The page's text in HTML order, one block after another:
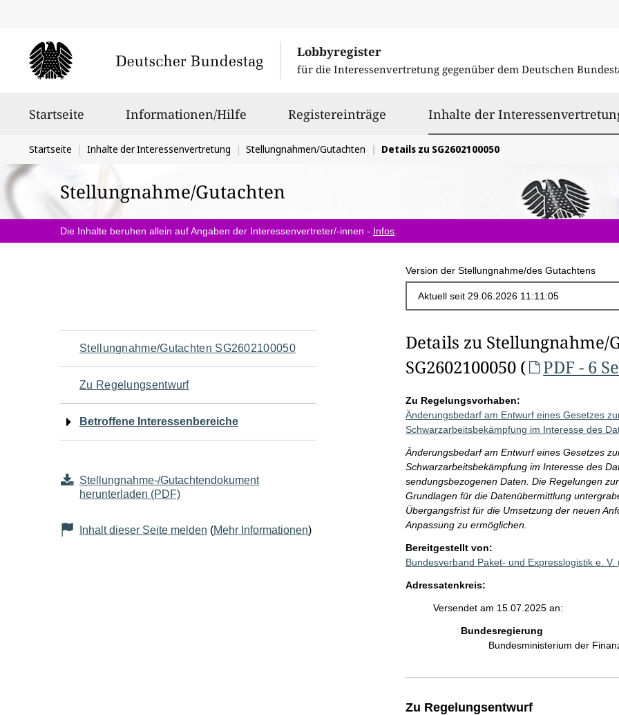
Lobbyregister
für die Interessenvertretung gegenüber dem Deutschen
Startseite Informationen/Hilfe Registereinträge Inhalte der
Sie
befinden
sich
hier:
Startseite Inhalte der Interessenvertretung Stellungnahmen/Gutachten Details zu SG2602100050
Stellungnahme/Gutachten
Die Inhalte beruhen allein auf Angaben der Interessenvertreter/-innen - Infos
Version der Stellungnahme/des Gutachtens
Navigation
für
den
Seiteninhalt
Stellungnahme/Gutachten SG2602100050
Zu Regelungsentwurf
Betroffene Interessenbereiche
Stellungnahme-/Gutachtendokument
herunterladen (PDF)
Inhalt dieser Seite melden (Mehr Informationen)
Details zu Stellungnahme/
SG2602100050 (
PDF - 6
Zu Regelungsvorhaben:
Änderungsbedarf am Entwurf eines Gesetzes
Schwarzarbeitsbekämpfung im Interesse des
Änderungsbedarf am Entwurf eines Gesetzes
Schwarzarbeitsbekämpfung im Interesse des
sendungsbezogenen Daten. Die Regelungen
Grundlagen für die Datenübermittlung
Übergangsfrist für die Umsetzung der neuen
Anpassung zu ermöglichen.
Bereitgestellt von:
Bundesverband Paket- und Expresslogistik e. V.
Adressatenkreis:
Versendet am 15.07.2025 an:
Bundesregierung
Bundesministerium der
Zu Regelungsentwurf